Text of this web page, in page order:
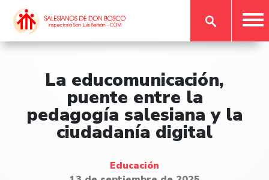
La educomunicación,
puente entre la
pedagogía salesiana y la
ciudadanía digital
Educación